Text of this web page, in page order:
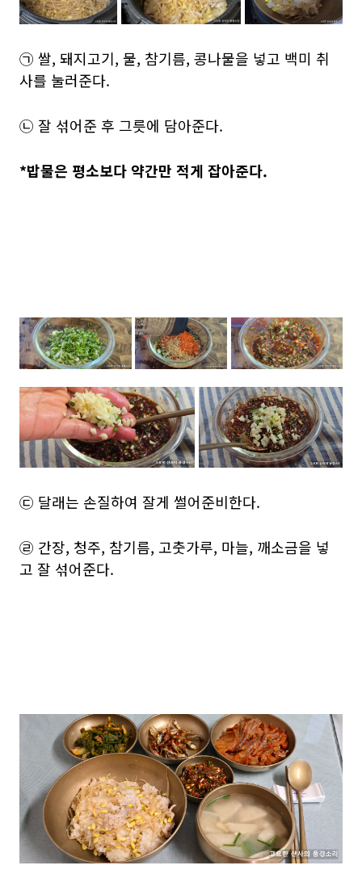
㉠ 쌀, 돼지고기, 물, 참기름, 콩나물을 넣고 백미 취
사를 눌러준다.
㉡ 잘 섞어준 후 그릇에 담아준다.
*밥물은 평소보다 약간만 적게 잡아준다.
㉢ 달래는 손질하여 잘게 썰어준비한다.
㉣ 간장, 청주, 참기름, 고춧가루, 마늘, 깨소금을 넣
고 잘 섞어준다.